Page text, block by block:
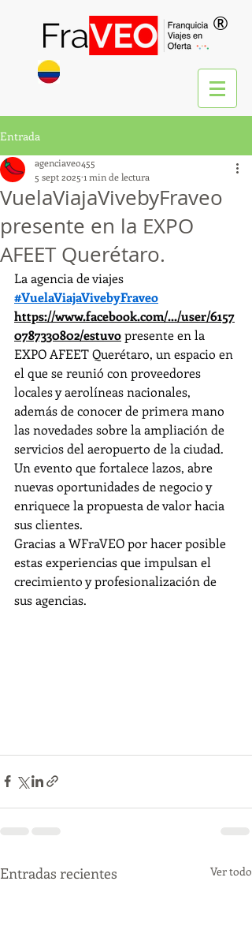
®
Entrada
VuelaViajaVivebyFraveo
presente en la EXPO
AFEET Querétaro.
agenciaveo455
5 sept 2025 1 min de lectura
La agencia de viajes
#VuelaViajaVivebyFraveo
https://www.facebook.com/.../user/6157
0787330802/estuvo presente en la
EXPO AFEET Querétaro, un espacio en
el que se reunió con proveedores
locales y aerolíneas nacionales,
además de conocer de primera mano
las novedades sobre la ampliación de
servicios del aeropuerto de la ciudad.
Un evento que fortalece lazos, abre
nuevas oportunidades de negocio y
enriquece la propuesta de valor hacia
sus clientes.
Gracias a WFraVEO por hacer posible
estas experiencias que impulsan el
crecimiento y profesionalización de
sus agencias.
Entradas recientes Ver todo